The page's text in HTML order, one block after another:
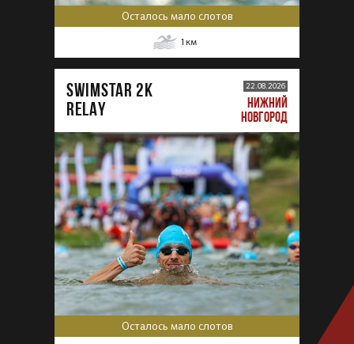
Осталось мало слотов
1 км
SWIMSTAR 2K
RELAY
22.08.2026
НИЖНИЙ
НОВГОРОД
Осталось мало слотов